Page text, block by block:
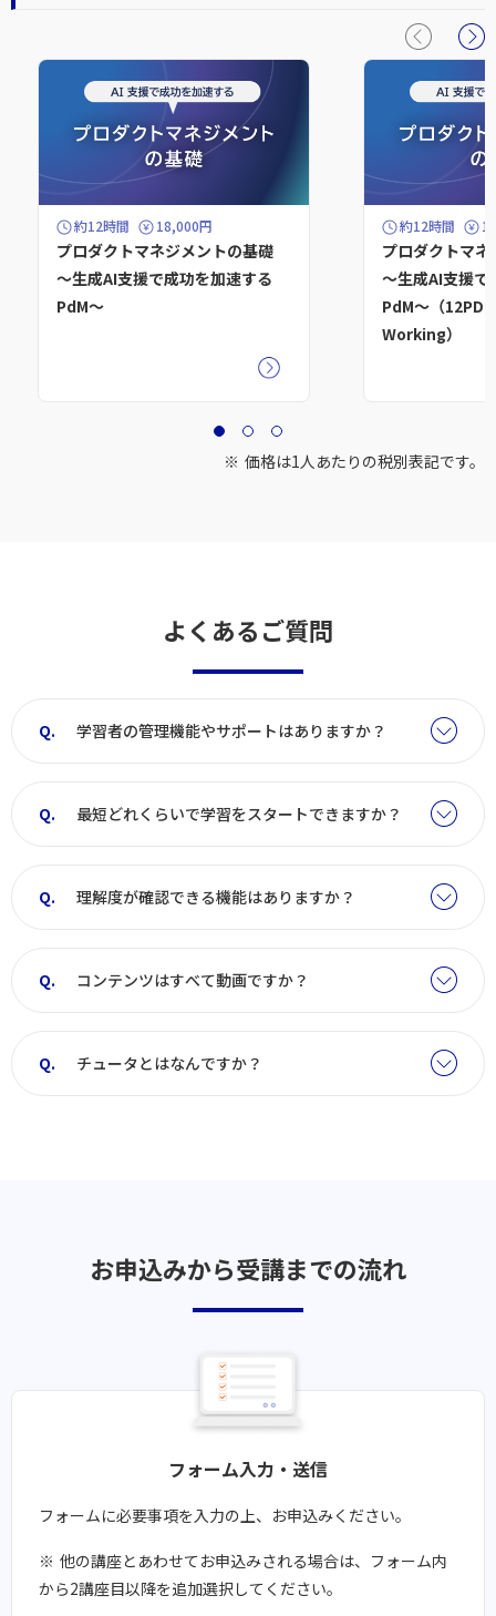
約12時間 18,000円
プロダクトマネジメントの基礎
～生成AI支援で成功を加速する
PdM～
約12時間
プロダクトマ
～生成AI支援で
PdM～（
Working）
価格は1人あたりの税別表記です。
よくあるご質問
学習者の管理機能やサポートはありますか？
最短どれくらいで学習をスタートできますか？
理解度が確認できる機能はありますか？
コンテンツはすべて動画ですか？
チュータとはなんですか？
お申込みから受講までの流れ
フォーム入力・送信
フォームに必要事項を入力の上、お申込みください。
他の講座とあわせてお申込みされる場合は、フォーム内
から2講座目以降を追加選択してください。